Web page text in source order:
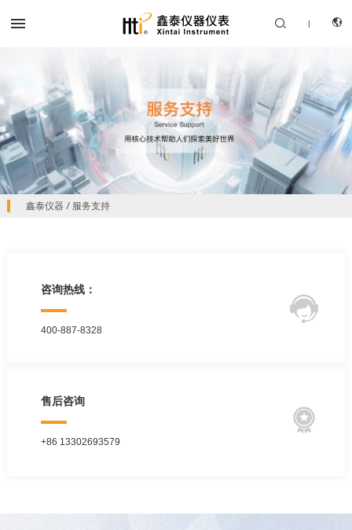
产品中心
 | 
CN
EN
鑫泰仪器 / 服务支持
咨询热线：
400-887-8328

售后咨询
+86 13302693579
